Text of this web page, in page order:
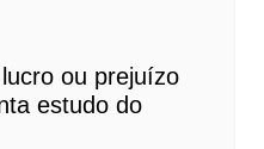
ou prejuízo
estudo do